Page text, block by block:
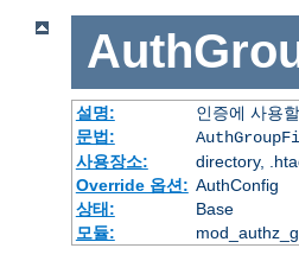
설명:
인증에 사용
문법:
사용장소:
directory,
Override 옵션: AuthConfig
상태:
Base
모듈: